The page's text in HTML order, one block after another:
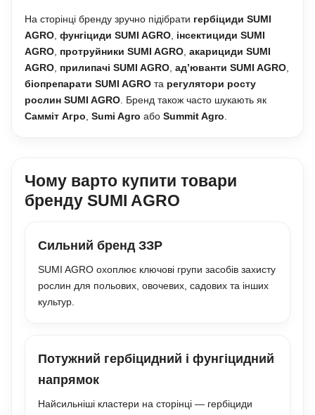
На сторінці бренду зручно підібрати гербіциди SUMI
AGRO, фунгіциди SUMI AGRO, інсектициди SUMI
AGRO, протруйники SUMI AGRO, акарициди SUMI
AGRO, прилипачі SUMI AGRO, ад’юванти SUMI AGRO,
біопрепарати SUMI AGRO та регулятори росту
рослин SUMI AGRO. Бренд також часто шукають як
Самміт Агро, Sumi Agro або Summit Agro.
Чому варто купити товари
бренду SUMI AGRO
Сильний бренд ЗЗР
SUMI AGRO охоплює ключові групи засобів захисту
рослин для польових, овочевих, садових та інших
культур.
Потужний гербіцидний і фунгіцидний
напрямок
Найсильніші кластери на сторінці — гербіциди